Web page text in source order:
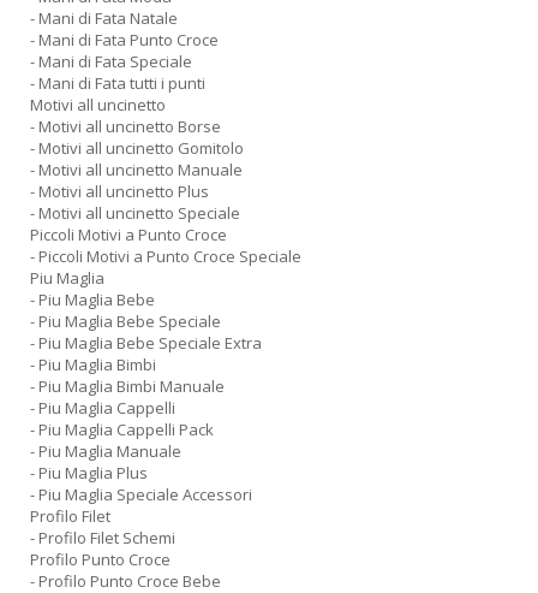
- Mani di Fata Natale
- Mani di Fata Punto Croce
- Mani di Fata Speciale
- Mani di Fata tutti i punti
Motivi all uncinetto
- Motivi all uncinetto Borse
- Motivi all uncinetto Gomitolo
- Motivi all uncinetto Manuale
- Motivi all uncinetto Plus
- Motivi all uncinetto Speciale
Piccoli Motivi a Punto Croce
- Piccoli Motivi a Punto Croce Speciale
Piu Maglia
- Piu Maglia Bebe
- Piu Maglia Bebe Speciale
- Piu Maglia Bebe Speciale Extra
- Piu Maglia Bimbi
- Piu Maglia Bimbi Manuale
- Piu Maglia Cappelli
- Piu Maglia Cappelli Pack
- Piu Maglia Manuale
- Piu Maglia Plus
- Piu Maglia Speciale Accessori
Profilo Filet
- Profilo Filet Schemi
Profilo Punto Croce
- Profilo Punto Croce Bebe